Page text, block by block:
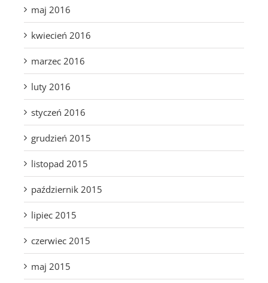
maj 2016
kwiecień 2016
marzec 2016
luty 2016
styczeń 2016
grudzień 2015
listopad 2015
październik 2015
lipiec 2015
czerwiec 2015
maj 2015